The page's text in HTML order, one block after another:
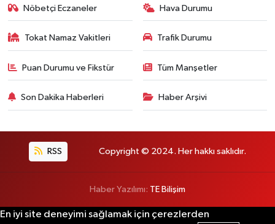
Nöbetçi Eczaneler Hava Durumu
Tokat Namaz Vakitleri Trafik Durumu
Puan Durumu ve Fikstür Tüm Manşetler
Son Dakika Haberleri Haber Arşivi
RSS Copyright © 2024. Her hakkı saklıdır.
Haber Yazılımı: TE Bilişim
En iyi site deneyimi sağlamak için çerezlerden